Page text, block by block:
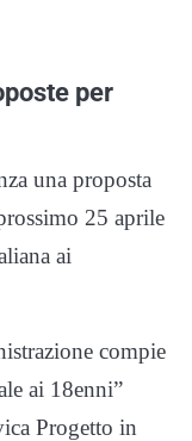
per
una proposta
25 aprile
ai
compie
ai 18enni”
Progetto in